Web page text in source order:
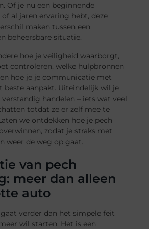
Of je nu een beginnende
al jaren ervaring hebt, deze
maken tussen een
beheersbare situatie.
hoe je veiligheid waarborgt,
controleren, welke hulpbronnen
hoe je je communicatie met
beste aanpakt. Uiteindelijk wil je
handelen – iets wat veel
totdat ze er zelf mee te
we ontdekken hoe je pech
zodat je straks met
weer de weg op gaat.
van pech
meer dan alleen
auto
verder dan het simpele feit
wil starten. Het is een